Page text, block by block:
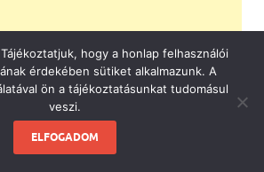
hogy a honlap felhasználói
érdekében sütiket alkalmazunk. A
ön a tájékoztatásunkat tudomásul
veszi.
ELFOGADOM